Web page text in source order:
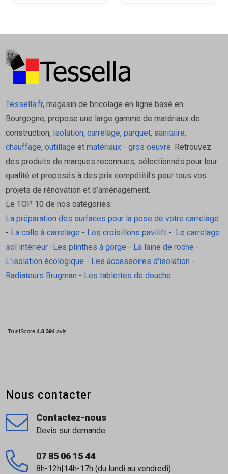
Usage : Murs intérieurs
Série : Moonwalk – POLIS
Fabrication: Italie
Informations techniques
Matériau : pâte blanche ou grès cérame selon
la série POLIS
Pose recommandée :
joint fin grâce aux bords rectifiés
colle adaptée aux grands formats (type
C2 ou S1)
Entretien : nettoyage doux, compatible
produits ménagers standards
Avantages :
Colle à carrelage flex adaptée aux grands
Mortier pour joints fins pour un rendu
Croisillons de carrelage pour une pose
régulière
Tessella.fr, magasin de bricolage en ligne basé en
Bourgogne, propose une large gamme de matériaux de
construction, isolation, carrelage, parquet, sanitaire,
chauffage, outillage et matériaux - gros oeuvre. Retrouvez
des produits de marques reconnues, sélectionnés pour leur
qualité et proposés à des prix compétitifs pour tous vos
projets de rénovation et d’aménagement.
Le TOP 10 de nos catégories:
La préparation des surfaces pour la pose de votre carrelage
- La colle à carrelage - Les croisillons pavilift-
Le carrelage
sol intérieur- Les plinthes à gorge - La laine de roche -
L'isolation écologique - Les accessoires d'isolation -
Radiateurs Brugman - Les tablettes de douche
Nous contacter
Contactez-nous
Devis sur demande
07 85 06 15 44
8h-12h|14h-17h (du lundi au vendredi)